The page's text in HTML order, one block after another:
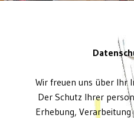
Wir freuen uns über Ihr
Der Schutz Ihrer
Erhebung,